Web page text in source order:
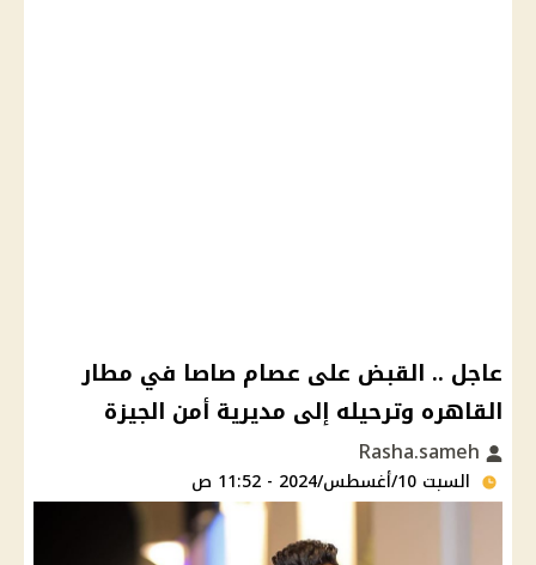
عاجل .. القبض على عصام صاصا في مطار
القاهره وترحيله إلى مديرية أمن الجيزة
السبت 10/أغسطس/2024 - 11:52 ص